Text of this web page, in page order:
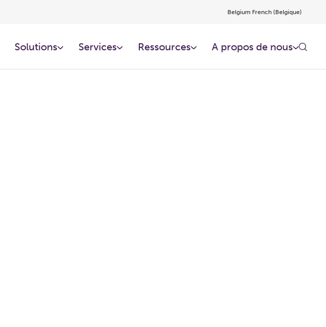
Belgium French (Belgique)
Solutions Services​ Ressources​ A propos de nous